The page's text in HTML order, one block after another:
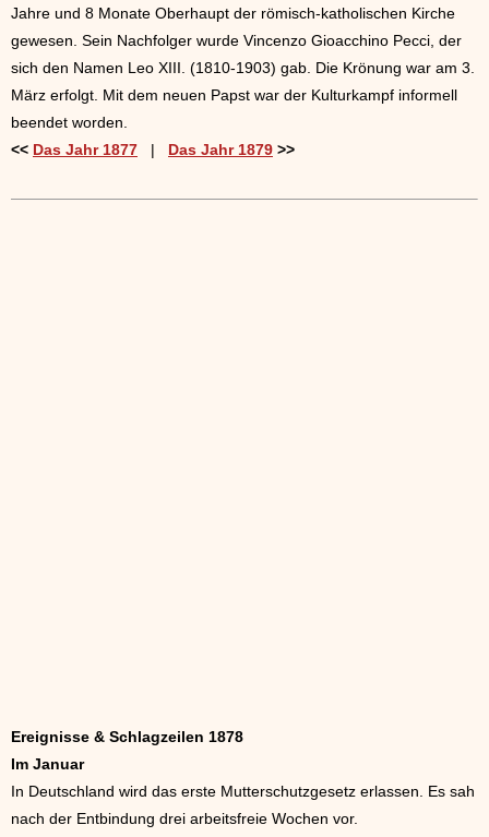
Jahre und 8 Monate Oberhaupt der römisch-katholischen Kirche
gewesen. Sein Nachfolger wurde Vincenzo Gioacchino Pecci, der
sich den Namen Leo XIII. (1810-1903) gab. Die Krönung war am 3.
März erfolgt. Mit dem neuen Papst war der Kulturkampf informell
beendet worden.
<< Das Jahr 1877 | Das Jahr 1879 >>
Ereignisse & Schlagzeilen 1878
Im Januar
In Deutschland wird das erste Mutterschutzgesetz erlassen. Es sah
nach der Entbindung drei arbeitsfreie Wochen vor.